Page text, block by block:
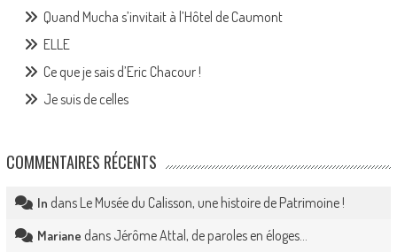
Quand Mucha s’invitait à l’Hôtel de Caumont
ELLE
Ce que je sais d’Eric Chacour !
Je suis de celles
COMMENTAIRES RÉCENTS
In dans Le Musée du Calisson, une histoire de Patrimoine !
Mariane dans Jérôme Attal, de paroles en éloges…